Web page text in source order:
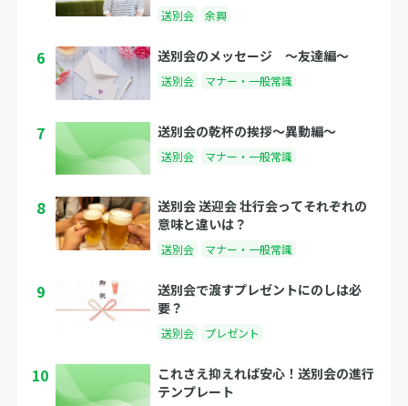
送別会 余興
6 送別会のメッセージ 〜友達編〜
送別会 マナー・一般常識
7 送別会の乾杯の挨拶〜異動編〜
送別会 マナー・一般常識
8
送別会 送迎会 壮行会ってそれぞれの
意味と違いは？
送別会 マナー・一般常識
9
送別会で渡すプレゼントにのしは必
要？
送別会 プレゼント
10
これさえ抑えれば安心！送別会の進行
テンプレート